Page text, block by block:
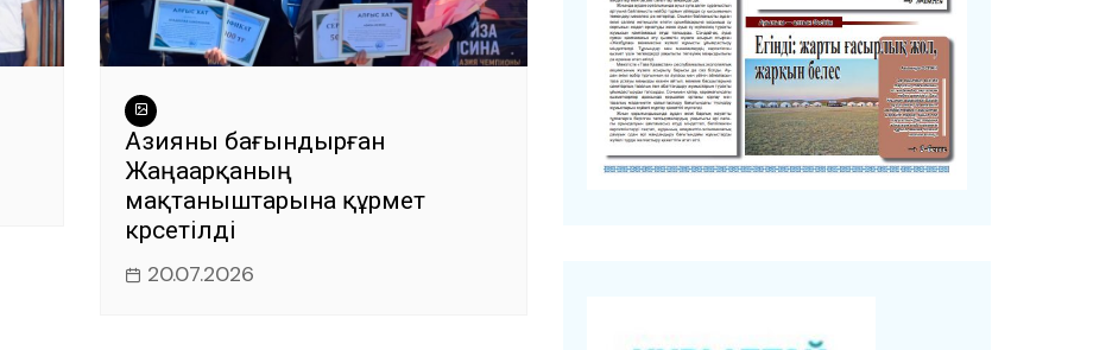
Азияны бағындырған
Жаңаарқаның
мақтаныштарына құрмет
көрсетілді
20.07.2026